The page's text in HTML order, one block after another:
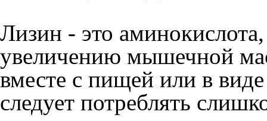
Лизин - это аминокислота,
увеличению мышечной
вместе с пищей или в
следует потреблять